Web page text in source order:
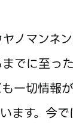
ノマンネ
でに至っ
一切情報
ます。今